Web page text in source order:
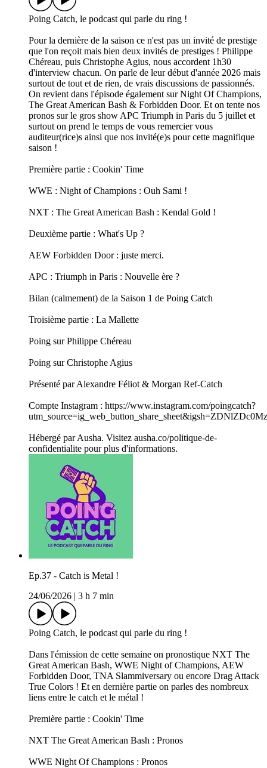
Poing Catch, le podcast qui parle du ring !
Pour la dernière de la saison ce n'est pas un invité de prestige
que l'on reçoit mais bien deux invités de prestiges ! Philippe
Chéreau, puis Christophe Agius, nous accordent 1h30
d'interview chacun. On parle de leur début d'année 2026 mais
surtout de tout et de rien, de vrais discussions de passionnés.
On revient dans l'épisode également sur Night Of Champions,
The Great American Bash & Forbidden Door. Et on tente nos
pronos sur le gros show APC Triumph in Paris du 5 juillet et
surtout on prend le temps de vous remercier vous
auditeur(rice)s ainsi que nos invité(e)s pour cette magnifique
saison !
Première partie : Cookin' Time
WWE : Night of Champions : Ouh Sami !
NXT : The Great American Bash : Kendal Gold !
Deuxième partie : What's Up ?
AEW Forbidden Door : juste merci.
APC : Triumph in Paris : Nouvelle ère ?
Bilan (calmement) de la Saison 1 de Poing Catch
Troisième partie : La Mallette
Poing sur Philippe Chéreau
Poing sur Christophe Agius
Présenté par Alexandre Féliot & Morgan Ref-Catch
Compte Instagram : https://www.instagram.com/poingcatch?
Hébergé par Ausha. Visitez ausha.co/politique-de-
confidentialite pour plus d'informations.
Ep.37 - Catch is Metal !
24/06/2026
3 h 7 min
Poing Catch, le podcast qui parle du ring !
Dans l'émission de cette semaine on pronostique NXT The
Great American Bash, WWE Night of Champions, AEW
Forbidden Door, TNA Slammiversary ou encore Drag Attack
True Colors ! Et en dernière partie on parles des nombreux
liens entre le catch et le métal !
Première partie : Cookin' Time
NXT The Great American Bash : Pronos
WWE Night Of Champions : Pronos